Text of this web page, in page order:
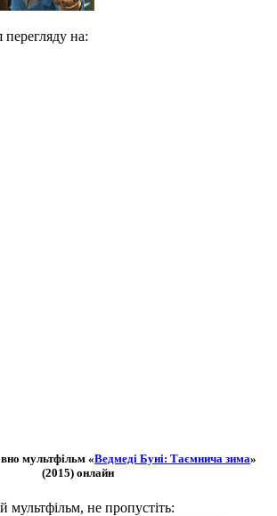
перегляду на:
мультфільм «Ведмеді Буні: Таємнича зима»
(2015) онлайн
мультфільм, не пропустіть: